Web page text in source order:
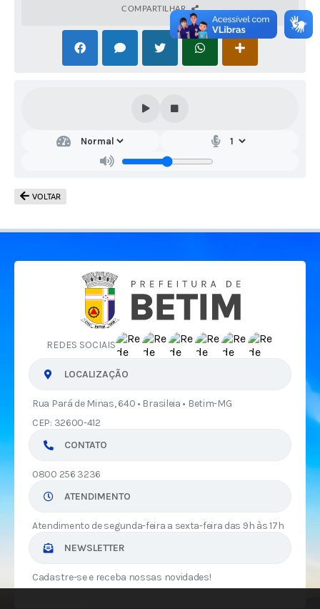
COMPARTILHAR
VOLTAR
REDES SOCIAIS
LOCALIZAÇÃO
Rua Pará de Minas, 640 • Brasileia • Betim-MG
CEP: 32600-412
CONTATO
0800 256 3236
ATENDIMENTO
Atendimento de segunda-feira a sexta-feira das 9h às 17h
NEWSLETTER
Cadastre-se e receba nossas novidades!